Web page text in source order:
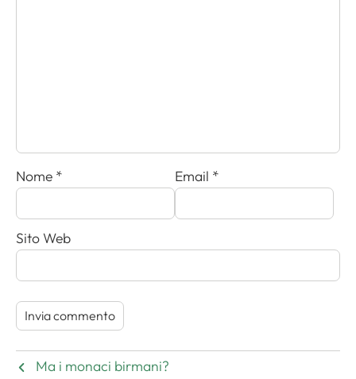
Nome * Email *
Sito Web
Ma i monaci birmani?